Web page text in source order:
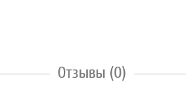
Отзывы (0)